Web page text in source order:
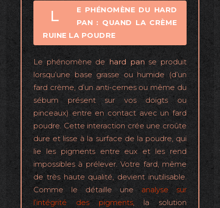
L
E PHÉNOMÈNE DU HARD
PAN : QUAND LA CRÈME
RUINE LA POUDRE
Le phénomène de hard panse produit
lorsqu’une base grasse ou humide (d’un
fard crème, d’un anti-cernes ou même du
sébum présent sur vos doigts ou
pinceaux) entre en contact avec un fard
poudre. Cette interaction crée une croûte
dure et lisse à la surface de la poudre, qui
lie les pigments entre eux et les rend
impossibles à prélever. Votre fard, même
de très haute qualité, devient inutilisable.
Comme le détaille une analyse sur
l’intégrité des pigments, la solution